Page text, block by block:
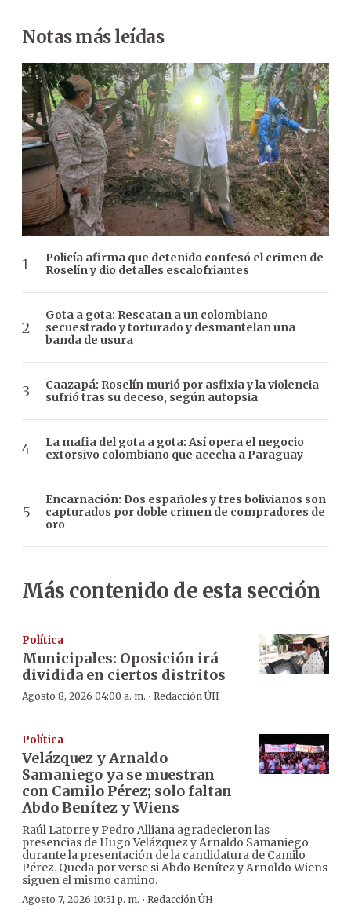
Notas más leídas
Policía afirma que detenido confesó el crimen de
Roselín y dio detalles escalofriantes
Gota a gota: Rescatan a un colombiano
secuestrado y torturado y desmantelan una
banda de usura
Caazapá: Roselín murió por asfixia y la violencia
sufrió tras su deceso, según autopsia
La mafia del gota a gota: Así opera el negocio
extorsivo colombiano que acecha a Paraguay
Encarnación: Dos españoles y tres bolivianos son
capturados por doble crimen de compradores de
oro
Más contenido de esta sección
Política
Municipales: Oposición irá
dividida en ciertos distritos
Agosto 8, 2026 04:00 a. m. · Redacción ÚH
Política
Velázquez y Arnaldo
Samaniego ya se muestran
con Camilo Pérez; solo faltan
Abdo Benítez y Wiens
Raúl Latorre y Pedro Alliana agradecieron las
presencias de Hugo Velázquez y Arnaldo Samaniego
durante la presentación de la candidatura de Camilo
Pérez. Queda por verse si Abdo Benítez y Arnoldo Wiens
siguen el mismo camino.
Agosto 7, 2026 10:51 p. m. · Redacción ÚH